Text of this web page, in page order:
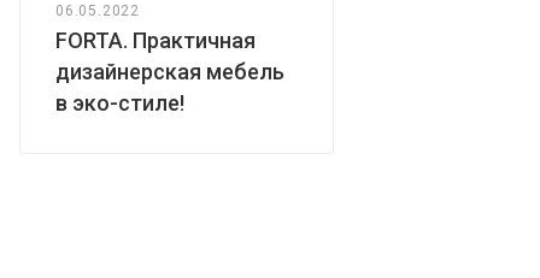
06.05.2022
FORTA. Практичная
дизайнерская мебель
в эко-стиле!